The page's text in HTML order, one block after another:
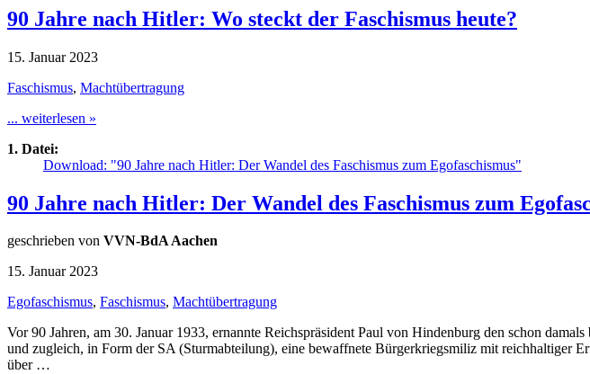
90 Jahre nach Hitler: Wo steckt der Faschismus heute?
15. Januar 2023
Faschismus, Machtübertragung
... weiterlesen »
1. Datei:
Download: "90 Jahre nach Hitler: Der Wandel des Faschismus zum Egofaschismus"
90 Jahre nach Hitler: Der Wandel des Faschismus zum
geschrieben von VVN-BdA Aachen
15. Januar 2023
Egofaschismus, Faschismus, Machtübertragung
Vor 90 Jahren, am 30. Januar 1933, ernannte Reichspräsident Paul von Hindenburg den schon
und zugleich, in Form der SA (Sturmabteilung), eine bewaffnete Bürgerkriegsmiliz mit reichhaltiger
über …